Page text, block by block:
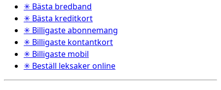
✳ Bästa bredband
✳ Bästa kreditkort
✳ Billigaste abonnemang
✳ Billigaste kontantkort
✳ Billigaste mobil
✳ Beställ leksaker online